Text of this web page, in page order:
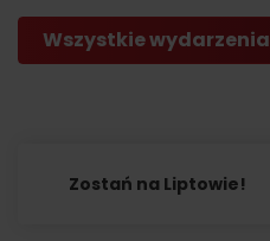
Wszystkie wydarzenia
Zostań na Liptowie!